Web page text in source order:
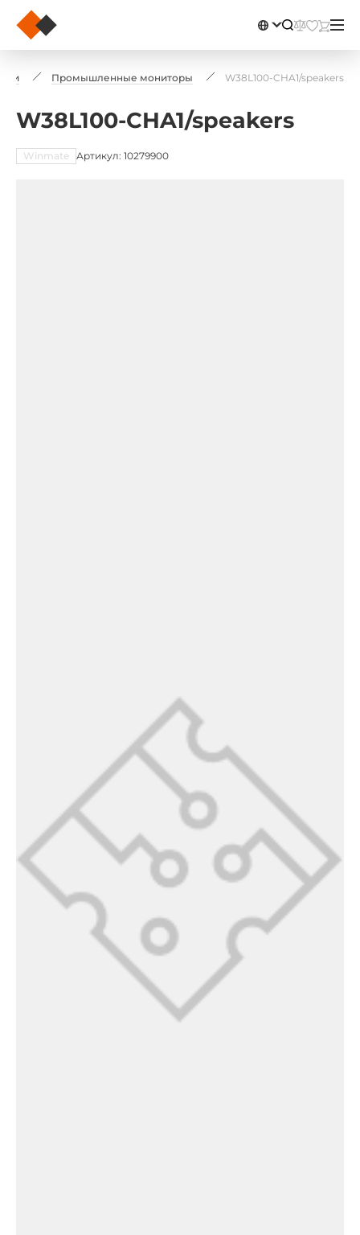
Промышленные мониторы W38L100-CHA1/speakers
W38L100-CHA1/speakers
Winmate Артикул: 10279900